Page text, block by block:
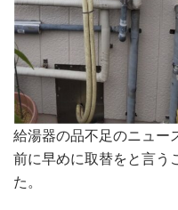
給湯器の品不足のニュー
前に早めに取替をと言う
た。